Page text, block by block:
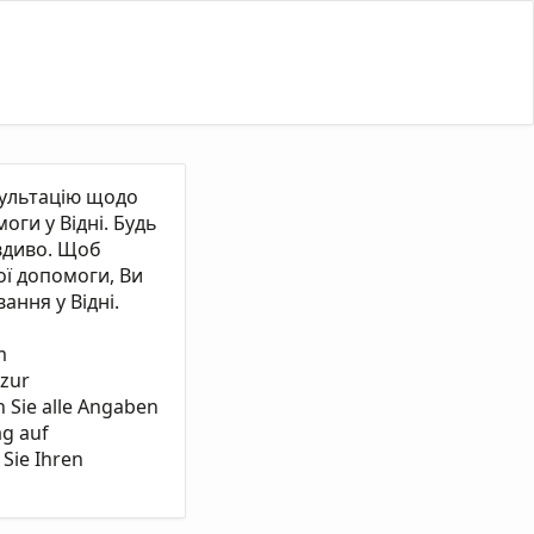
щодо
у Відні. Будь
Щоб
допомоги, Ви
у Відні.
alle Angaben
auf
Ihren